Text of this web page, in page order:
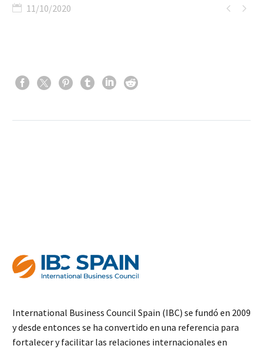
 
11/10/2020
International Business Council Spain (IBC) se fundó en 2009
y desde entonces se ha convertido en una referencia para
fortalecer y facilitar las relaciones internacionales en